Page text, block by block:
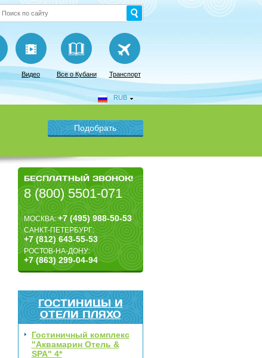
Видео Все о Кубани Транспорт
RUB
БЕСПЛАТНЫЙ ЗВОНОК!
8 (800) 5501-071
МОСКВА:+7 (495) 988-50-53
САНКТ-ПЕТЕРБУРГ:
+7 (812) 643-55-53
РОСТОВ-НА-ДОНУ:
+7 (863) 299-04-94
ГОСТИНИЦЫ И
ОТЕЛИ ПЛЯХО
Гостиничный комплекс
"Аквамарин Отель &
SPA" 4*